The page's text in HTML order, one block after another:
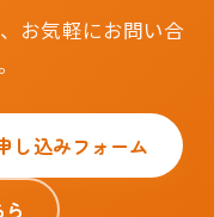
お気軽にお問い合
し込みフォーム